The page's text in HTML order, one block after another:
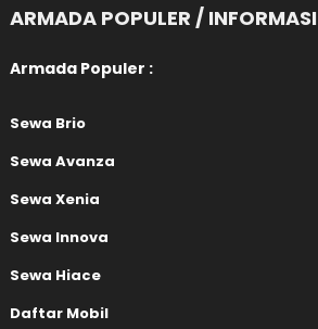
ARMADA POPULER / INFORMASI
Armada Populer :
Sewa Brio
Sewa Avanza
Sewa Xenia
Sewa Innova
Sewa Hiace
Daftar Mobil